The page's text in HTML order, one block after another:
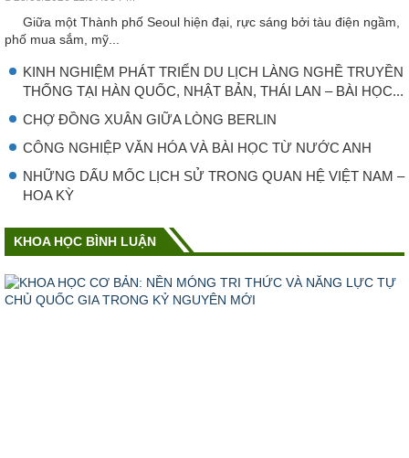
Giữa một Thành phố Seoul hiện đại, rực sáng bởi tàu điện ngầm,
phố mua sắm, mỹ...
KINH NGHIỆM PHÁT TRIỂN DU LỊCH LÀNG NGHỀ TRUYỀN
THỐNG TẠI HÀN QUỐC, NHẬT BẢN, THÁI LAN – BÀI HỌC...
CHỢ ĐỒNG XUÂN GIỮA LÒNG BERLIN
CÔNG NGHIỆP VǍN HÓA VÀ BÀI HỌC TỪ NƯỚC ANH
NHỮNG DẤU MỐC LỊCH SỬ TRONG QUAN HỆ VIỆT NAM –
HOA KỲ
KHOA HỌC BÌNH LUẬN